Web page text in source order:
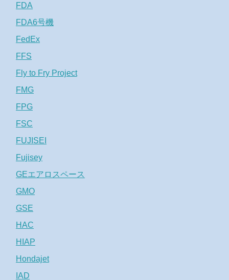
FDA
FDA6号機
FedEx
FFS
Fly to Fry Project
FMG
FPG
FSC
FUJISEI
Fujisey
GEエアロスペース
GMO
GSE
HAC
HIAP
Hondajet
IAD